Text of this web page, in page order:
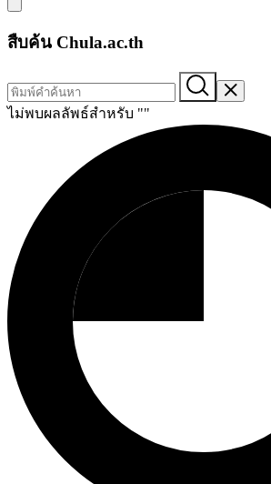
สืบค้น Chula.ac.th
ไม่พบผลลัพธ์สำหรับ ""